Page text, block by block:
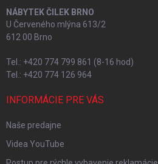
NÁBYTEK ČILEK BRNO
U Červeného mlýna 613/2
612 00 Brno
Tel.: +420 774 799 861 (8-16 hod)
Tel.: +420 774 126 964
INFORMÁCIE PRE VÁS
Naše predajne
Videa YouTube